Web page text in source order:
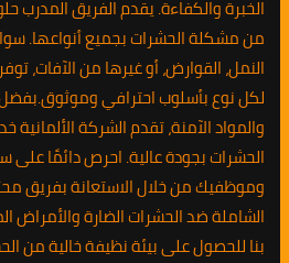
الخبرة والكفاءة. يقدم الفريق المدرب
من مشكلة الحشرات بجميع أنواعها.
النمل، القوارض، أو غيرها من الآفات،
لكل نوع بأسلوب احترافي وموثوق.بفضل
والمواد الآمنة، تقدم الشركة
الحشرات بجودة عالية. احرص دائمًا على
وموظفيك من خلال الاستعانة بفريق
الشاملة ضد الحشرات الضارة والأمراض
بنا للحصول على بيئة نظيفة خالية من